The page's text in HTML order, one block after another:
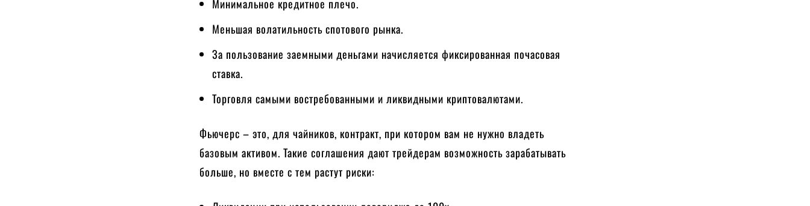
Минимальное кредитное плечо.
Меньшая волатильность спотового рынка.
За пользование заемными деньгами начисляется фиксированная почасовая
ставка.
Торговля самыми востребованными и ликвидными криптовалютами.
Фьючерс – это, для чайников, контракт, при котором вам не нужно владеть
базовым активом. Такие соглашения дают трейдерам возможность зарабатывать
больше, но вместе с тем растут риски: